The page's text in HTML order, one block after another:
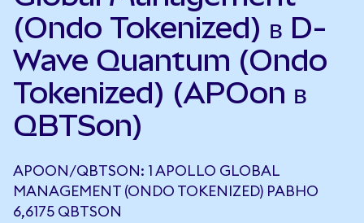
(Ondo Tokenized) в D-
Wave Quantum (Ondo
Tokenized) (APOon в
QBTSon)
APOON/QBTSON: 1 APOLLO GLOBAL
MANAGEMENT (ONDO TOKENIZED) РАВНО
6,6175 QBTSON